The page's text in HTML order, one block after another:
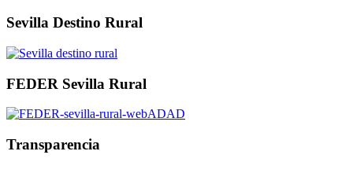
Sevilla Destino Rural
FEDER Sevilla Rural
Transparencia